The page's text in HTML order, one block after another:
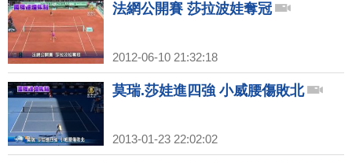
法網公開賽 莎拉波娃奪冠
2012-06-10 21:32:18
莫瑞.莎娃進四強 小威腰傷敗北
2013-01-23 22:02:02